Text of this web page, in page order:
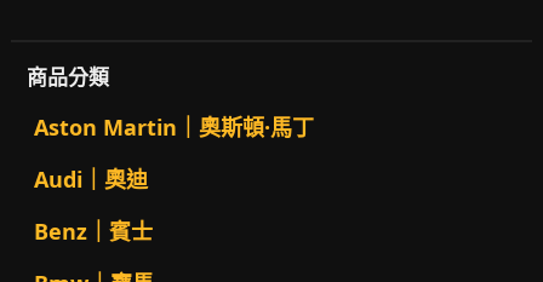
商品分類
Aston Martin｜奧斯頓·馬丁
Audi｜奧迪
Benz｜賓士